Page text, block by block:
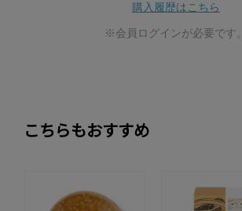
購入履歴はこちら
※会員ログインが必要です。
こちらもおすすめ